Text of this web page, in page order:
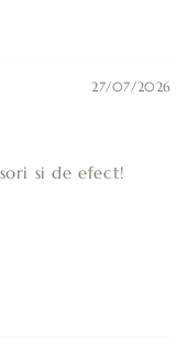
27/07/2026
si de efect!